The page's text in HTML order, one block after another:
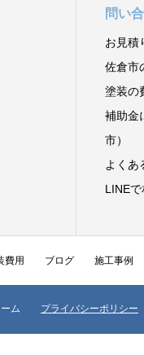
問い
お見積
佐倉市
塗装の
補助金
市）
よくあ
LINEで
費用 ブログ 施工事例
ーム プライバシーポリシー